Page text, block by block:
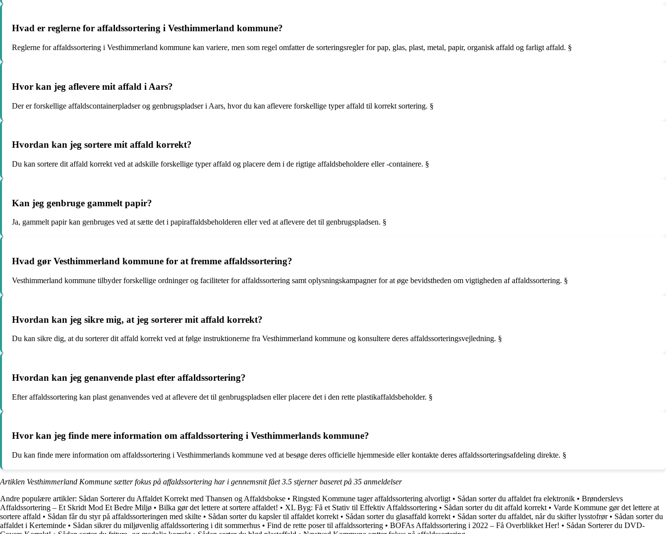
Hvad er reglerne for affaldssortering i Vesthimmerland kommune?
Reglerne for affaldssortering i Vesthimmerland kommune kan variere, men som regel omfatter de sorteringsregler for pap, glas, plast, metal, papir, organisk affald og farligt affald. §
Hvor kan jeg aflevere mit affald i Aars?
Der er forskellige affaldscontainerpladser og genbrugspladser i Aars, hvor du kan aflevere forskellige typer affald til korrekt sortering. §
Hvordan kan jeg sortere mit affald korrekt?
Du kan sortere dit affald korrekt ved at adskille forskellige typer affald og placere dem i de rigtige affaldsbeholdere eller -containere. §
Kan jeg genbruge gammelt papir?
Ja, gammelt papir kan genbruges ved at sætte det i papiraffaldsbeholderen eller ved at aflevere det til genbrugspladsen. §
Hvad gør Vesthimmerland kommune for at fremme affaldssortering?
Vesthimmerland kommune tilbyder forskellige ordninger og faciliteter for affaldssortering samt oplysningskampagner for at øge bevidstheden om vigtigheden af affaldssortering. §
Hvordan kan jeg sikre mig, at jeg sorterer mit affald korrekt?
Du kan sikre dig, at du sorterer dit affald korrekt ved at følge instruktionerne fra Vesthimmerland kommune og konsultere deres affaldssorteringsvejledning. §
Hvordan kan jeg genanvende plast efter affaldssortering?
Efter affaldssortering kan plast genanvendes ved at aflevere det til genbrugspladsen eller placere det i den rette plastikaffaldsbeholder. §
Hvor kan jeg finde mere information om affaldssortering i Vesthimmerlands kommune?
Du kan finde mere information om affaldssortering i Vesthimmerlands kommune ved at besøge deres officielle hjemmeside eller kontakte deres affaldssorteringsafdeling direkte. §
Artiklen Vesthimmerland Kommune sætter fokus på affaldssortering har i gennemsnit fået3.5 stjerner baseret på 35 anmeldelser
Andre populære artikler: Sådan Sorterer du Affaldet Korrekt med Thansen og Affaldsbokse • Ringsted Kommune tager affaldssortering alvorligt • Sådan sorter du affaldet fra elektronik • Brønderslevs
Affaldssortering – Et Skridt Mod Et Bedre Miljø • Bilka gør det lettere at sortere affaldet! • XL Byg: Få et Stativ til Effektiv Affaldssortering • Sådan sorter du dit affald korrekt • Varde Kommune gør det lettere at
sortere affald • Sådan får du styr på affaldssorteringen med skilte • Sådan sorter du kapsler til affaldet korrekt • Sådan sorter du glasaffald korrekt • Sådan sorter du affaldet, når du skifter lysstofrør• Sådan sorter du
affaldet i Kerteminde • Sådan sikrer du miljøvenlig affaldssortering i dit sommerhus • Find de rette poser til affaldssortering • BOFAs Affaldssortering i 2022 – Få Overblikket Her! • Sådan Sorterer du DVD-